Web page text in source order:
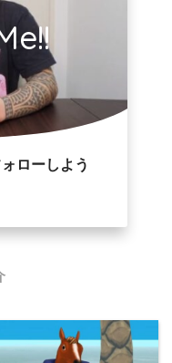
ローしよう